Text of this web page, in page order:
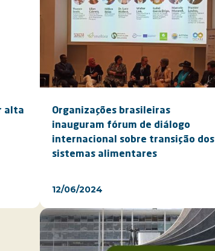
alta
Organizações brasileiras
inauguram fórum de diálogo
internacional sobre transição dos
sistemas alimentares
12/06/2024